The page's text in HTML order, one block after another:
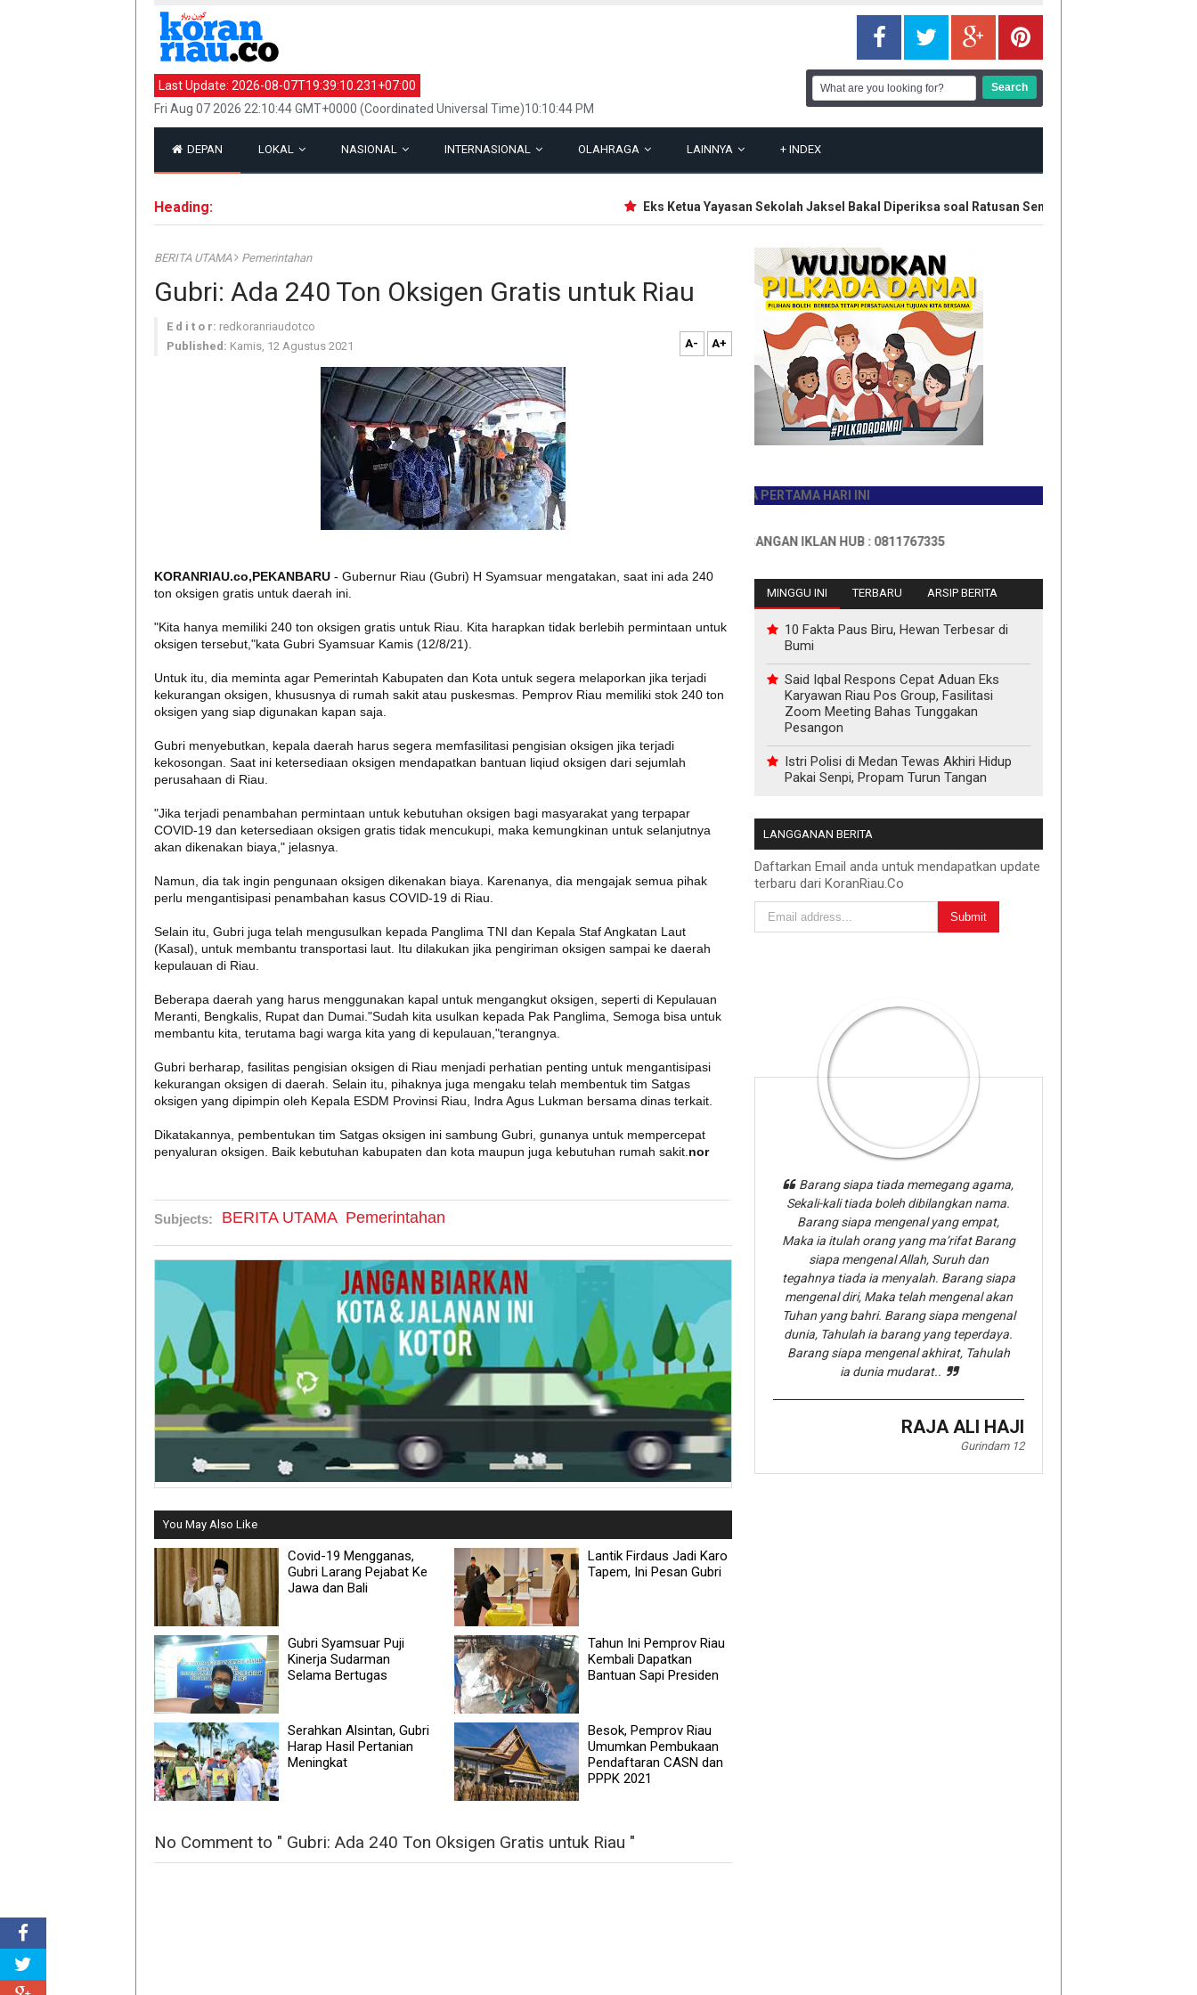
Last Update: 2026-08-07T19:39:10.231+07:00
Fri Aug 07 2026 22:10:44 GMT+0000 (Coordinated Universal Time)10:10:44 PM
DEPAN LOKAL NASIONAL INTERNASIONAL OLAHRAGA LAINNYA + INDEX
Heading: Eks Ketua Yayasan Sekolah Jaksel Bakal Diperiksa soal Ratusan Senjata
BERITA UTAMA Pemerintahan
Gubri: Ada 240 Ton Oksigen Gratis untuk Riau
E d i t o r: redkoranriaudotco
Published: Kamis, 12 Agustus 2021 A- A+
KORANRIAU.co,PEKANBARU - Gubernur Riau (Gubri) H Syamsuar mengatakan, saat ini ada 240
ton oksigen gratis untuk daerah ini.
"Kita hanya memiliki 240 ton oksigen gratis untuk Riau. Kita harapkan tidak berlebih permintaan untuk
oksigen tersebut,"kata Gubri Syamsuar Kamis (12/8/21).
Untuk itu, dia meminta agar Pemerintah Kabupaten dan Kota untuk segera melaporkan jika terjadi
kekurangan oksigen, khususnya di rumah sakit atau puskesmas. Pemprov Riau memiliki stok 240 ton
oksigen yang siap digunakan kapan saja.
Gubri menyebutkan, kepala daerah harus segera memfasilitasi pengisian oksigen jika terjadi
kekosongan. Saat ini ketersediaan oksigen mendapatkan bantuan liqiud oksigen dari sejumlah
perusahaan di Riau.
"Jika terjadi penambahan permintaan untuk kebutuhan oksigen bagi masyarakat yang terpapar
COVID-19 dan ketersediaan oksigen gratis tidak mencukupi, maka kemungkinan untuk selanjutnya
akan dikenakan biaya," jelasnya.
Namun, dia tak ingin pengunaan oksigen dikenakan biaya. Karenanya, dia mengajak semua pihak
perlu mengantisipasi penambahan kasus COVID-19 di Riau.
Selain itu, Gubri juga telah mengusulkan kepada Panglima TNI dan Kepala Staf Angkatan Laut
(Kasal), untuk membantu transportasi laut. Itu dilakukan jika pengiriman oksigen sampai ke daerah
kepulauan di Riau.
Beberapa daerah yang harus menggunakan kapal untuk mengangkut oksigen, seperti di Kepulauan
Meranti, Bengkalis, Rupat dan Dumai."Sudah kita usulkan kepada Pak Panglima, Semoga bisa untuk
membantu kita, terutama bagi warga kita yang di kepulauan,"terangnya.
Gubri berharap, fasilitas pengisian oksigen di Riau menjadi perhatian penting untuk mengantisipasi
kekurangan oksigen di daerah. Selain itu, pihaknya juga mengaku telah membentuk tim Satgas
oksigen yang dipimpin oleh Kepala ESDM Provinsi Riau, Indra Agus Lukman bersama dinas terkait.
Dikatakannya, pembentukan tim Satgas oksigen ini sambung Gubri, gunanya untuk mempercepat
penyaluran oksigen. Baik kebutuhan kabupaten dan kota maupun juga kebutuhan rumah sakit. nor
Subjects: BERITA UTAMA Pemerintahan
You May Also Like
Covid-19 Mengganas,
Gubri Larang Pejabat Ke
Jawa dan Bali
Lantik Firdaus Jadi Karo
Tapem, Ini Pesan Gubri
Gubri Syamsuar Puji
Kinerja Sudarman
Selama Bertugas
Tahun Ini Pemprov Riau
Kembali Dapatkan
Bantuan Sapi Presiden
Serahkan Alsintan, Gubri
Harap Hasil Pertanian
Meningkat
Besok, Pemprov Riau
Umumkan Pembukaan
Pendaftaran CASN dan
PPPK 2021
No Comment to " Gubri: Ada 240 Ton Oksigen Gratis untuk Riau "
JADILAH PEMBACA PERTAMA HARI INI
INFO PEMASANGAN IKLAN HUB : 0811767335
MINGGU INI TERBARU ARSIP BERITA
10 Fakta Paus Biru, Hewan Terbesar di
Bumi
Said Iqbal Respons Cepat Aduan Eks
Karyawan Riau Pos Group, Fasilitasi
Zoom Meeting Bahas Tunggakan
Pesangon
Istri Polisi di Medan Tewas Akhiri Hidup
Pakai Senpi, Propam Turun Tangan
LANGGANAN BERITA
Daftarkan Email anda untuk mendapatkan update
terbaru dari KoranRiau.Co
Barang siapa tiada memegang agama,
Sekali-kali tiada boleh dibilangkan nama.
Barang siapa mengenal yang empat,
Maka ia itulah orang yang ma’rifat Barang
siapa mengenal Allah, Suruh dan
tegahnya tiada ia menyalah. Barang siapa
mengenal diri, Maka telah mengenal akan
Tuhan yang bahri. Barang siapa mengenal
dunia, Tahulah ia barang yang teperdaya.
Barang siapa mengenal akhirat, Tahulah
ia dunia mudarat..
RAJA ALI HAJI
Gurindam 12